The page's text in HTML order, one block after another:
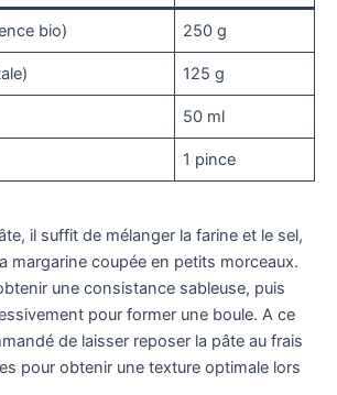
bio) 250 g
125 g
50 ml
1 pince
il suffit de mélanger la farine et le sel,
margarine coupée en petits morceaux.
une consistance sableuse, puis
pour former une boule. A ce
de laisser reposer la pâte au frais
pour obtenir une texture optimale lors